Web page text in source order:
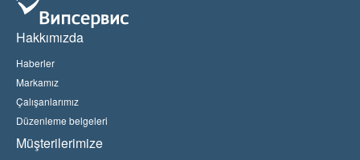
Hakkımızda
Haberler
Markamız
Çalışanlarımız
Düzenleme belgeleri
Müşterilerimize